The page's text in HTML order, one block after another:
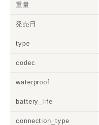
重量
発売日
type
codec
waterproof
battery_life
connection_type